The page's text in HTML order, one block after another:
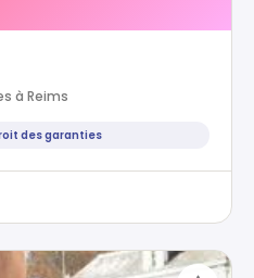
à Reims
des garanties